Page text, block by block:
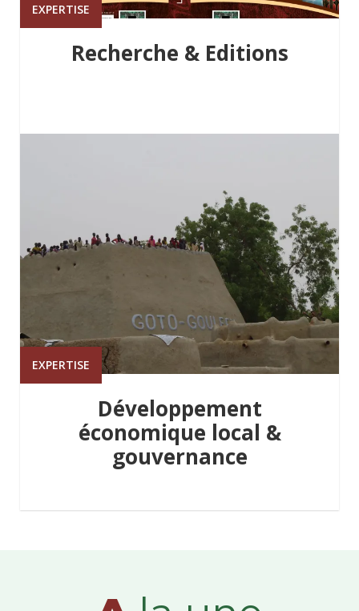
EXPERTISE
Recherche & Editions
EXPERTISE
Développement
économique local &
gouvernance